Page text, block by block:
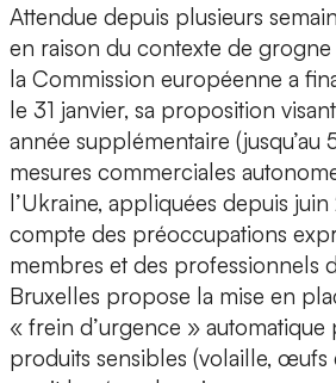
Attendue depuis plusieurs
en raison du contexte de grogne
la Commission européenne a
le 31 janvier, sa proposition
année supplémentaire (jusqu’au
mesures commerciales
l’Ukraine, appliquées depuis
compte des préoccupations
membres et des professionnels
Bruxelles propose la mise en
« frein d’urgence » automatique
produits sensibles (volaille, œufs